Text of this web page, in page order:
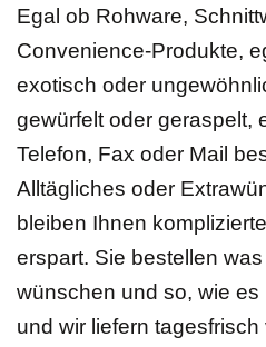
Egal ob Rohware,
Convenience-Produkte,
exotisch oder
gewürfelt oder geraspelt,
Telefon, Fax oder Mail
Alltägliches oder
bleiben Ihnen
erspart. Sie bestellen
wünschen und so, wie
und wir liefern